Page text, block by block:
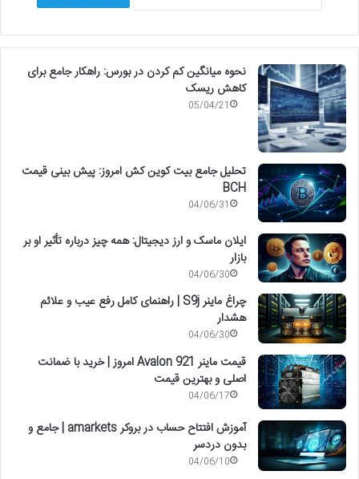
نحوه میانگین کم کردن در بورس: راهکار جامع برای
کاهش ریسک
05/04/21
تحلیل جامع بیت کوین کش امروز: پیش بینی قیمت
BCH
04/06/31
ایلان ماسک و ارز دیجیتال: همه چیز درباره تأثیر او بر
بازار
04/06/30
چراغ ماینر S9j | راهنمای کامل رفع عیب و علائم
هشدار
04/06/30
قیمت ماینر Avalon 921 امروز | خرید با ضمانت
اصلی و بهترین قیمت
04/06/17
آموزش افتتاح حساب در بروکر amarkets | جامع و
بدون دردسر
04/06/10